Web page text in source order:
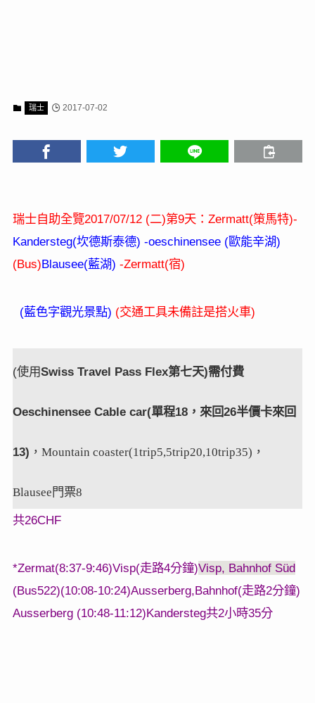
瑞士 2017-07-02
瑞士自助全覽2017/07/12 (二)第9天： Zermatt(策馬特)-
Kandersteg(坎德斯泰德) -oeschinensee (歐能辛湖)
(Bus)Blausee(藍湖) -Zermatt(宿)
(藍色字觀光景點) (交通工具未備註是搭火車)
(使用Swiss Travel Pass Flex第七天)需付費
Oeschinensee Cable car(單程18，來回26半價卡來回
13) ， Mountain coaster(1trip5,5trip20,10trip35) ，
Blausee 門票8
共26CHF
*Zermat(8:37-9:46)Visp(走路4分鐘)Visp, Bahnhof Süd
(Bus522)(10:08-10:24)Ausserberg,Bahnhof(走路2分鐘)
Ausserberg (10:48-11:12)Kandersteg共2小時35分